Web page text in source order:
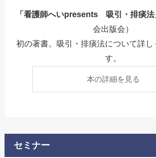
「看護師へいpresents 吸引・排痰法
会出版会）
初の著書。吸引・排痰法について詳し
す。
本の詳細を見る
セミナー